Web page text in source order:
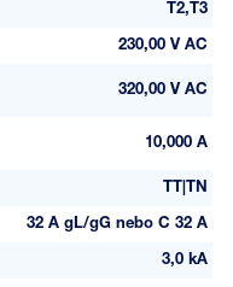
T2,T3
230,00 V AC
320,00 V AC
10,000 A
TT|TN
32 A gL/gG nebo C 32 A
3,0 kA